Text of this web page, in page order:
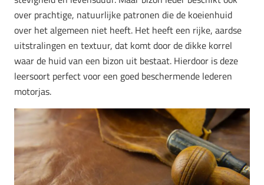
over prachtige, natuurlijke patronen die de koeienhuid
over het algemeen niet heeft. Het heeft een rijke, aardse
uitstralingen en textuur, dat komt door de dikke korrel
waar de huid van een bizon uit bestaat. Hierdoor is deze
leersoort perfect voor een goed beschermende lederen
motorjas.